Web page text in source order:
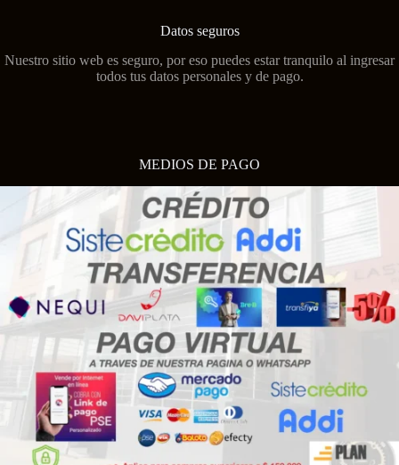
Datos seguros
Nuestro sitio web es seguro, por eso puedes estar tranquilo al ingresar
todos tus datos personales y de pago.
MEDIOS DE PAGO